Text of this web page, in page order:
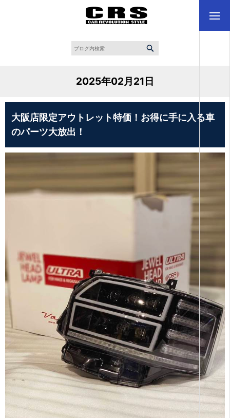
2025年02月21日
大阪店限定アウトレット特価！お得に手に入る車
のパーツ大放出！